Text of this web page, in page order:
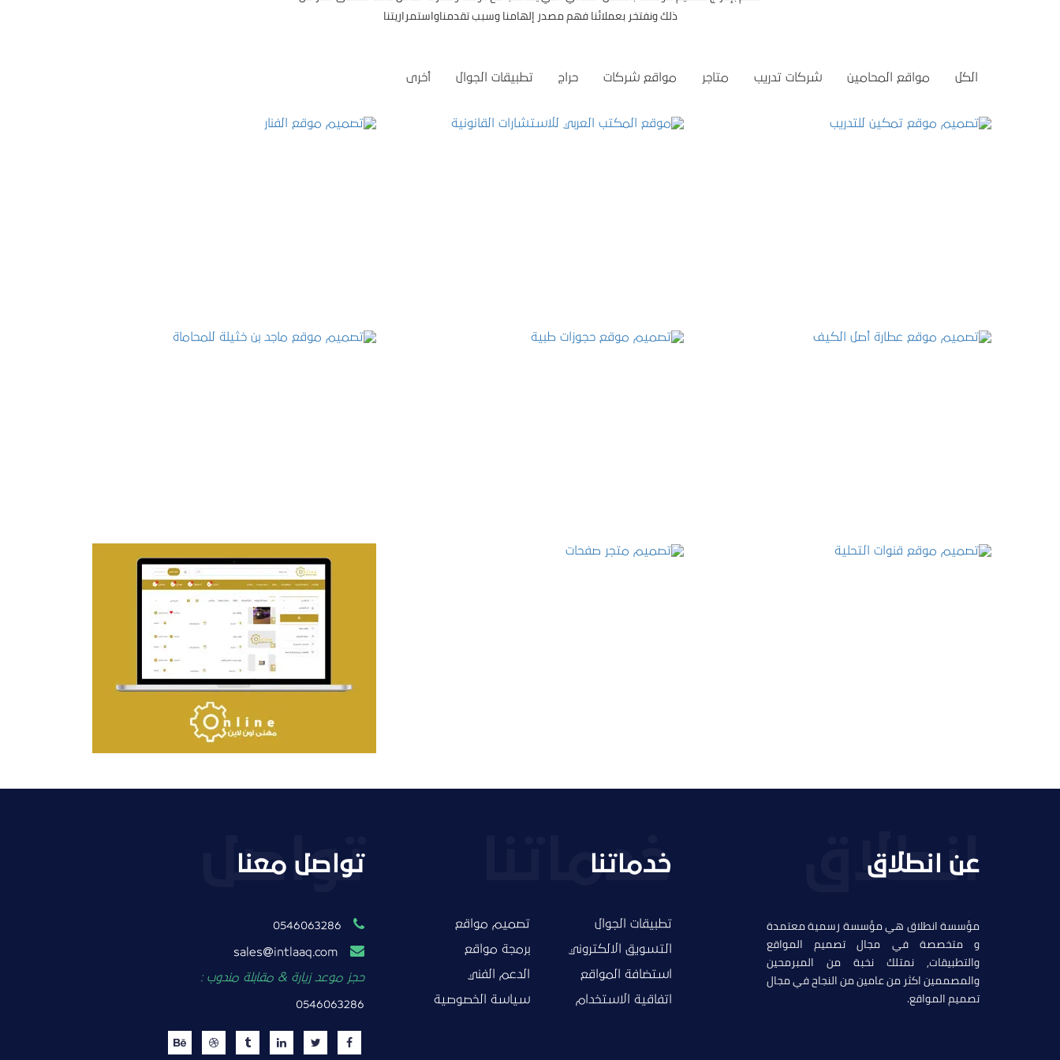
ذلك ونفتخر بعملائنا فهم مصدر إلهامنا وسبب تقدمناواستمراريتنا
الكل مواقع المحامين شركات تدريب متاجر مواقع شركات حراج تطبيقات الجوال أخرى
تصميم حراج مهنى
التفاصيل
عن انطلاق
مؤسسة انطلاق هي مؤسسة رسمية معتمدة
و متخصصة في مجال تصميم المواقع
والتطبيقات, نمتلك نخبة من المبرمحين
والمصممين اكثر من عامين من النجاح في مجال
تصميم المواقع.
خدماتنا
تطبيقات الجوال تصميم مواقع
التسويق الالكتروني برمجة مواقع
استضافة المواقع الدعم الفني
اتفاقية الاستخدام سياسة الخصوصية
تواصل معنا
0546063286
intlaaq.com
حجز موعد زيارة & مقابلة مندوب :
0546063286